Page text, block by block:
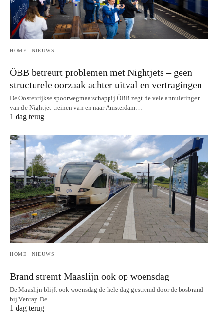
HOME NIEUWS
ÖBB betreurt problemen met Nightjets – geen
structurele oorzaak achter uitval en vertragingen
De Oostenrijkse spoorwegmaatschappij ÖBB zegt de vele annuleringen
van de Nightjet-treinen van en naar Amsterdam…
1 dag terug
HOME NIEUWS
Brand stremt Maaslijn ook op woensdag
De Maaslijn blijft ook woensdag de hele dag gestremd door de bosbrand
bij Venray. De…
1 dag terug